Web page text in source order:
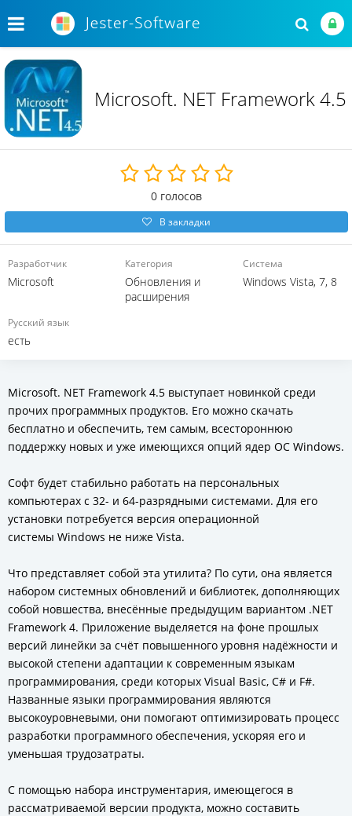
Microsoft. NET Framework 4.5
0 голосов
В закладки
Разработчик
Microsoft
Категория
Обновления и
расширения
Система
Windows Vista, 7, 8
Русский язык
есть
Microsoft. NET Framework 4.5 выступает новинкой среди
прочих программных продуктов. Его можно скачать
бесплатно и обеспечить, тем самым, всестороннюю
поддержку новых и уже имеющихся опций ядер OC Windows.
Софт будет стабильно работать на персональных
компьютерах с 32- и 64-разрядными системами. Для его
установки потребуется версия операционной
системы Windows не ниже Vista.
Что представляет собой эта утилита? По сути, она является
набором системных обновлений и библиотек, дополняющих
собой новшества, внесённые предыдущим вариантом .NET
Framework 4. Приложение выделяется на фоне прошлых
версий линейки за счёт повышенного уровня надёжности и
высокой степени адаптации к современным языкам
программирования, среди которых Visual Basic, C# и F#.
Названные языки программирования являются
высокоуровневыми, они помогают оптимизировать процесс
разработки программного обеспечения, ускоряя его и
уменьшая трудозатраты.
С помощью набора инструментария, имеющегося в
рассматриваемой версии продукта, можно составить